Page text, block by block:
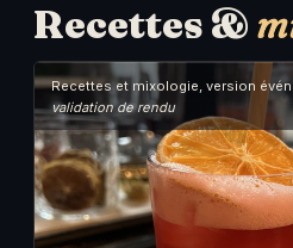
Recettes &
Recettes et mixologie, version
validation de rendu